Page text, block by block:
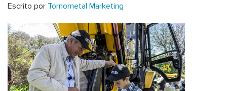
Escrito por Tornometal Marketing